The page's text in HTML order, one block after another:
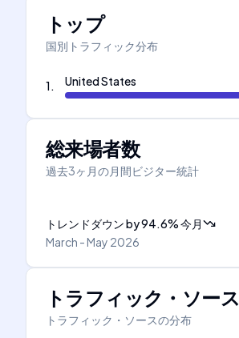
トップ
国別トラフィック分布
1. United States
総来場者数
過去3ヶ月の月間ビジター統計
トレンドダウンby94.6%今月
March - May 2026
トラフィック・ソース
トラフィック・ソースの分布